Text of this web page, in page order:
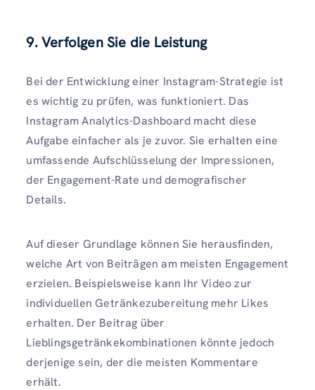
9. Verfolgen Sie die Leistung
Bei der Entwicklung einer Instagram-Strategie ist
es wichtig zu prüfen, was funktioniert. Das
Instagram Analytics-Dashboard macht diese
Aufgabe einfacher als je zuvor. Sie erhalten eine
umfassende Aufschlüsselung der Impressionen,
der Engagement-Rate und demografischer
Details.
Auf dieser Grundlage können Sie herausfinden,
welche Art von Beiträgen am meisten Engagement
erzielen. Beispielsweise kann Ihr Video zur
individuellen Getränkezubereitung mehr Likes
erhalten. Der Beitrag über
Lieblingsgetränkekombinationen könnte jedoch
derjenige sein, der die meisten Kommentare
erhält.